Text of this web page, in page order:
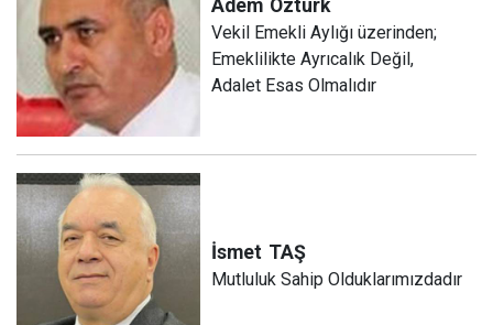
Adem Öztürk
Vekil Emekli Aylığı üzerinden;
Emeklilikte Ayrıcalık Değil,
Adalet Esas Olmalıdır
İsmet TAŞ
Mutluluk Sahip Olduklarımızdadır